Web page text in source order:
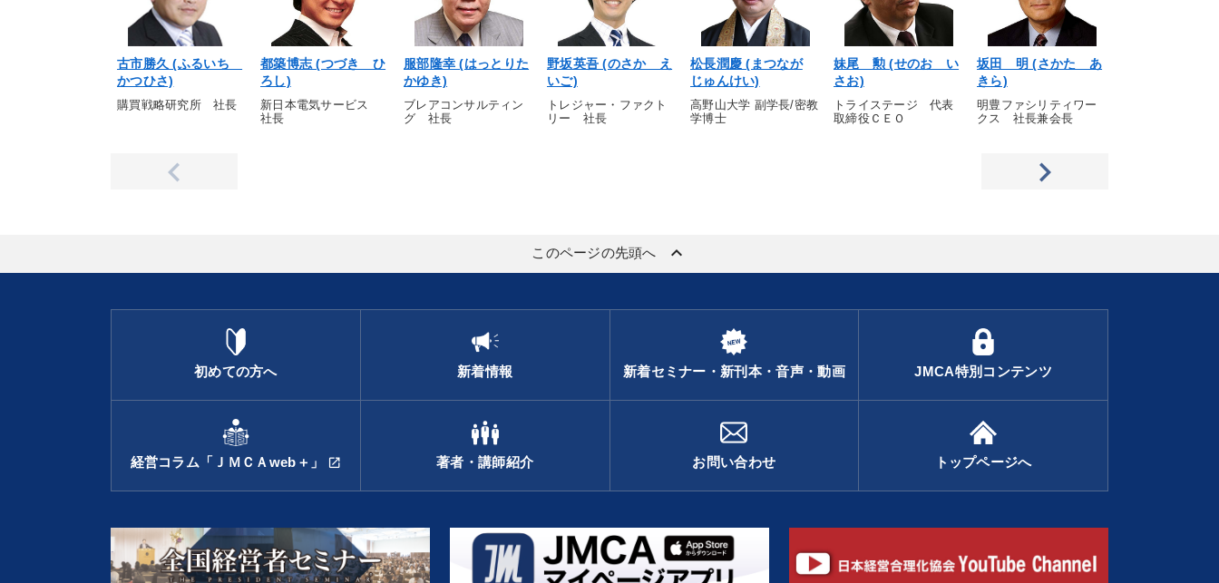
古市勝久 (ふるいち
かつひさ)
購買戦略研究所 社長
都築博志 (つづき ひ
ろし)
新日本電気サービス
社長
服部隆幸 (はっとりた
かゆき)
ブレアコンサルティン
グ 社長
野坂英吾 (のさか え
いご)
トレジャー・ファクト
リー 社長
松長潤慶 (まつなが
じゅんけい)
高野山大学 副学長/密教
学博士
妹尾 勲 (せのお い
さお)
トライステージ 代表
取締役ＣＥＯ
坂田 明 (さかた あ
きら)
明豊ファシリティワー
クス 社長兼会長
このページの先頭へ keyboard_arrow_up
初めての方へ 新着情報 新着セミナー・新刊本・音声・動画 JMCA特別コンテンツ
経営コラム「ＪＭＣＡweb＋」 open_in_new 著者・講師紹介 お問い合わせ トップページへ